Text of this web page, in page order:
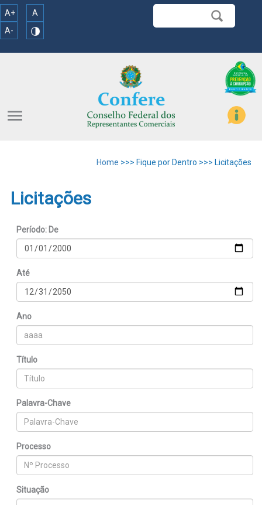
A+
A
A-
menu
Home >>> Fique por Dentro >>> Licitações
Licitações
Período: De
Até
Ano
Título
Palavra-Chave
Processo
Situação